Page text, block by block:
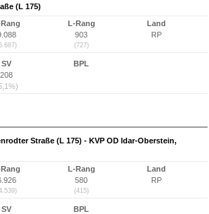
(L 175)
Rang
L-Rang
903
(727)
Land
RP
SV
208
BPL
Straße (L 175) - KVP OD Idar-Oberstein,
Rang
L-Rang
580
(415)
Land
RP
SV
BPL